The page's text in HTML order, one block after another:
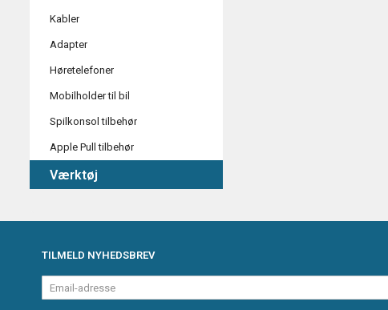
Kabler
Adapter
Høretelefoner
Mobilholder til bil
Spilkonsol tilbehør
Apple Pull tilbehør
Værktøj
TILMELD NYHEDSBREV
Email-
adresse